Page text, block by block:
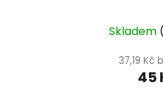
Skladem
37,19 Kč
45